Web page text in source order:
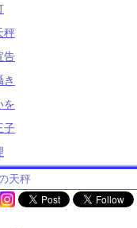
秤
告
き
を
子
天秤